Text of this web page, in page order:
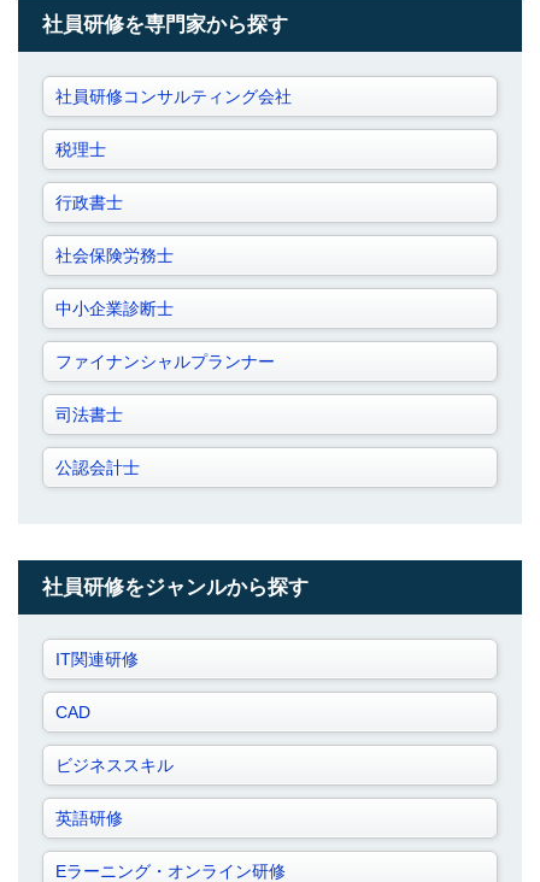
社員研修を専門家から探す
社員研修コンサルティング会社
税理士
行政書士
社会保険労務士
中小企業診断士
ファイナンシャルプランナー
司法書士
公認会計士
社員研修をジャンルから探す
IT関連研修
CAD
ビジネススキル
英語研修
Eラーニング・オンライン研修